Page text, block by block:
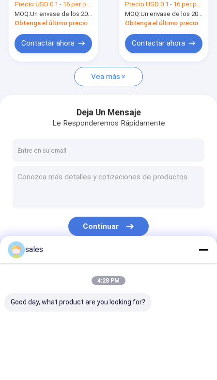
Pida una cita
Tablero del panal de los PP
Caja de la manga de la plataforma
Máquina del lacre del borde
Manga que hace la máquina
Guardias acanalados del árbol
hueco conductora
Precio:USD 0.1 - 16 per pcs
MOQ:Un envase de los 20ft
Obtenga el último precio
Contactar ahora
plásticos ignífugos
Precio:USD 0.1 - 16 per pcs
MOQ:Un envase de los 20ft
Obtenga el último precio
Contactar ahora
Vea más
Deja Un Mensaje
Le Responderemos Rápidamente
Continuar
Nuestras Categorías
sales
4:28 PM
Good day, what product are you looking for?